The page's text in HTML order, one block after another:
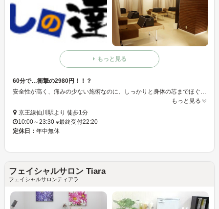
もっと見る
60分で…衝撃の2980円！！？
安全性が高く、痛みの少ない施術なのに、しっかりと身体の芯までほぐしてくれるから、サラリーマンから主婦の方まで大好評！のリラクゼーションスペースです☆★☆
もっと見る
京王線仙川駅より 徒歩1分
10:00～23:30 ※最終受付22:20
定休日： 年中無休
フェイシャルサロン Tiara
フェイシャルサロンティアラ